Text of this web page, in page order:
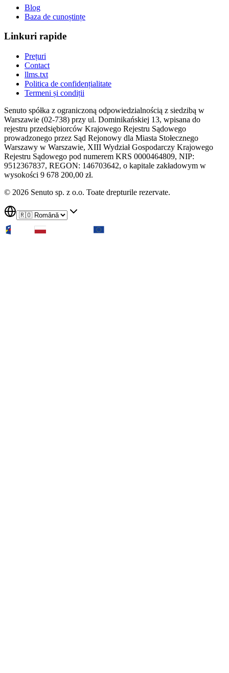
Blog
Baza de cunoștințe
Linkuri rapide
Prețuri
Contact
llms.txt
Politica de confidențialitate
Termeni și condiții
Senuto spółka z ograniczoną odpowiedzialnością z siedzibą w
Warszawie (02-738) przy ul. Dominikańskiej 13, wpisana do
rejestru przedsiębiorców Krajowego Rejestru Sądowego
prowadzonego przez Sąd Rejonowy dla Miasta Stołecznego
Warszawy w Warszawie, XIII Wydział Gospodarczy Krajowego
Rejestru Sądowego pod numerem KRS 0000464809, NIP:
9512367837, REGON: 146703642, o kapitale zakładowym w
wysokości 9 678 200,00 zł.
© 2026 Senuto sp. z o.o. Toate drepturile rezervate.